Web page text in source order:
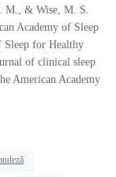
M., & Wise, M. S.
Academy of Sleep
Sleep for Healthy
of clinical sleep
American Academy